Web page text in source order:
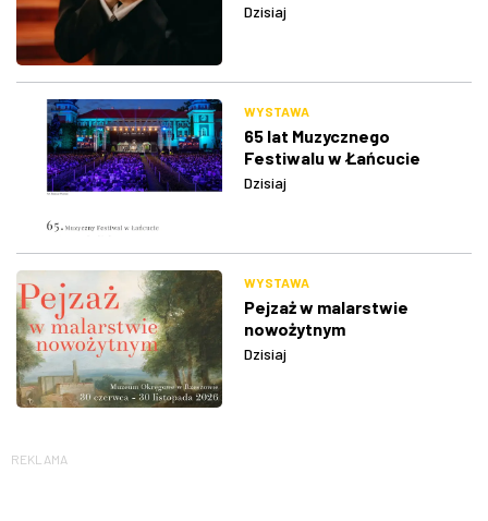
Dzisiaj
WYSTAWA
65 lat Muzycznego
Festiwalu w Łańcucie
Dzisiaj
WYSTAWA
Pejzaż w malarstwie
nowożytnym
Dzisiaj
REKLAMA